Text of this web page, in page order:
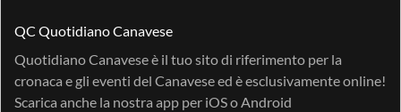
QC Quotidiano Canavese
Quotidiano Canavese è il tuo sito di riferimento per la
cronaca e gli eventi del Canavese ed è esclusivamente online!
Scarica anche la nostra app per iOSoAndroid